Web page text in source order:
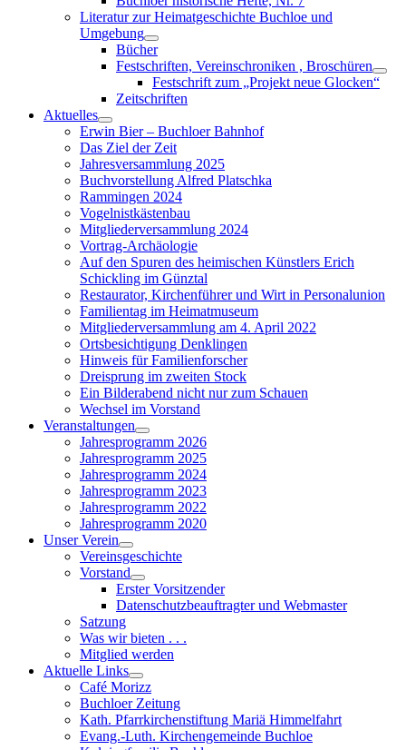
Literatur zur Heimatgeschichte Buchloe und
Umgebung
Show
sub
menu
Bücher
Festschriften, Vereinschroniken , Broschüren
sub
Festschrift zum „Projekt neue Glocken“
Zeitschriften
Aktuelles
Show
sub
menu
Erwin Bier – Buchloer Bahnhof
Das Ziel der Zeit
Jahresversammlung 2025
Buchvorstellung Alfred Platschka
Rammingen 2024
Vogelnistkästenbau
Mitgliederversammlung 2024
Vortrag-Archäologie
Auf den Spuren des heimischen Künstlers Erich
Schickling im Günztal
Restaurator, Kirchenführer und Wirt in Personalunion
Familientag im Heimatmuseum
Mitgliederversammlung am 4. April 2022
Ortsbesichtigung Denklingen
Hinweis für Familienforscher
Dreisprung im zweiten Stock
Ein Bilderabend nicht nur zum Schauen
Wechsel im Vorstand
Veranstaltungen
Show
sub
menu
Jahresprogramm 2026
Jahresprogramm 2025
Jahresprogramm 2024
Jahresprogramm 2023
Jahresprogramm 2022
Jahresprogramm 2020
Unser Verein
Show
sub
menu
Vereinsgeschichte
Vorstand
Show
sub
menu
Erster Vorsitzender
Datenschutzbeauftragter und Webmaster
Satzung
Was wir bieten . . .
Mitglied werden
Aktuelle Links
Show
sub
menu
Café Morizz
Buchloer Zeitung
Kath. Pfarrkirchenstiftung Mariä Himmelfahrt
Evang.-Luth. Kirchengemeinde Buchloe